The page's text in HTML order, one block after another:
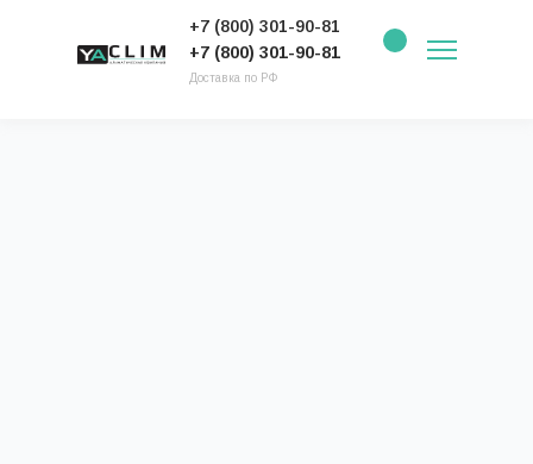
Доставка по РФ
+7 (800) 301-90-81
+7 (800) 301-90-81